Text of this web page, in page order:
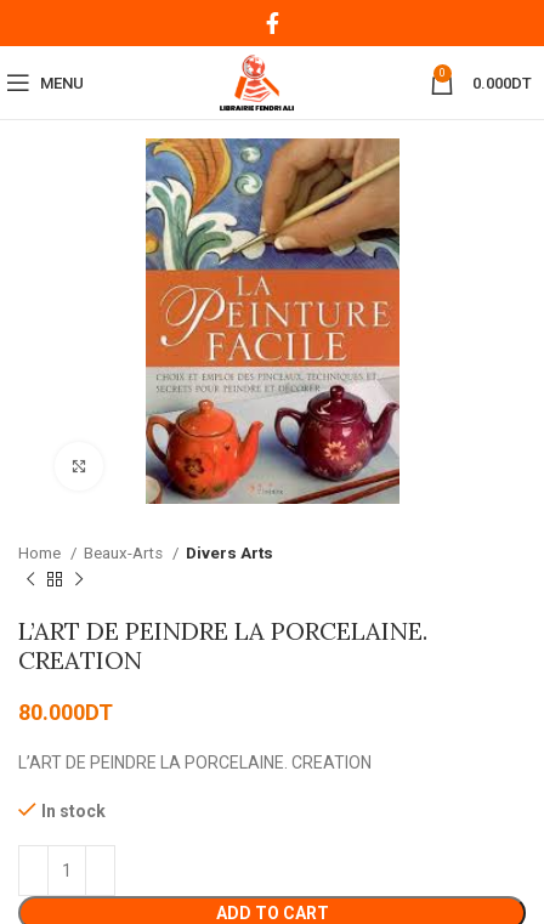
MENU
0
0.000DT
Click to enlarge
Home Beaux-Arts Divers Arts
L’ART DE PEINDRE LA PORCELAINE.
CREATION
80.000DT
L’ART DE PEINDRE LA PORCELAINE. CREATION
In stock
ADD TO CART